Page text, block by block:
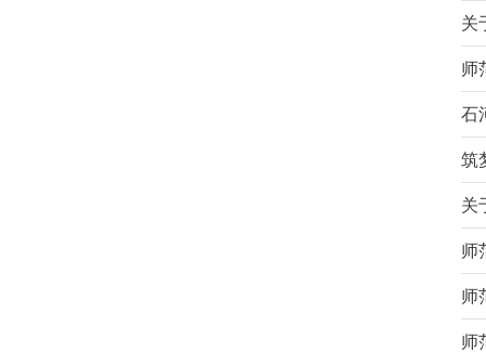
关
师
石
筑
关
师
师
师